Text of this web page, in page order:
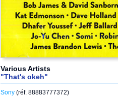
Various Artists
"That's okeh"
Sony (réf. 88883777372)